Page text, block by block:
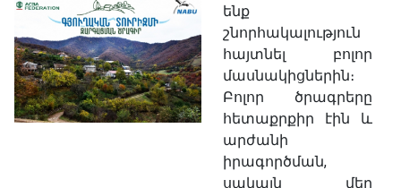
ենք
շնորհակալություն
հայտնել բոլոր
մասնակիցներին։
Բոլոր ծրագրերը
հետաքրքիր էին և
արժանի
իրագործման,
սակայն մեր